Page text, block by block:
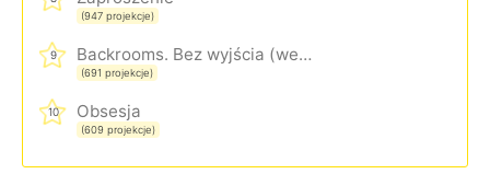
(947 projekcje)
9 Backrooms. Bez wyjścia (wersja rozszerzona)
(691 projekcje)
10 Obsesja
(609 projekcje)